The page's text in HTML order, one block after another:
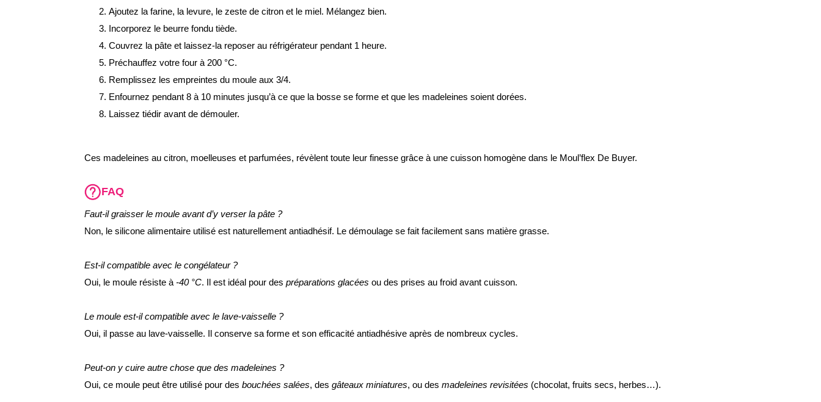
Ajoutez la farine, la levure, le zeste de citron et le miel. Mélangez bien.
Incorporez le beurre fondu tiède.
Couvrez la pâte et laissez-la reposer au réfrigérateur pendant 1 heure.
Préchauffez votre four à 200 °C.
Remplissez les empreintes du moule aux 3/4.
Enfournez pendant 8 à 10 minutes jusqu’à ce que la bosse se forme et que les madeleines soient dorées.
Laissez tiédir avant de démouler.
Ces madeleines au citron, moelleuses et parfumées, révèlent toute leur finesse grâce à une cuisson homogène dans le Moul’flex De Buyer.
FAQ
Faut-il graisser le moule avant d’y verser la pâte ?
Non, le silicone alimentaire utilisé est naturellement antiadhésif. Le démoulage se fait facilement sans matière grasse.
Est-il compatible avec le congélateur ?
Oui, le moule résiste à -40 °C. Il est idéal pour des préparations glacées ou des prises au froid avant cuisson.
Le moule est-il compatible avec le lave-vaisselle ?
Oui, il passe au lave-vaisselle. Il conserve sa forme et son efficacité antiadhésive après de nombreux cycles.
Peut-on y cuire autre chose que des madeleines ?
Oui, ce moule peut être utilisé pour des bouchées salées, des gâteaux miniatures, ou des madeleines revisitées (chocolat, fruits secs, herbes…).